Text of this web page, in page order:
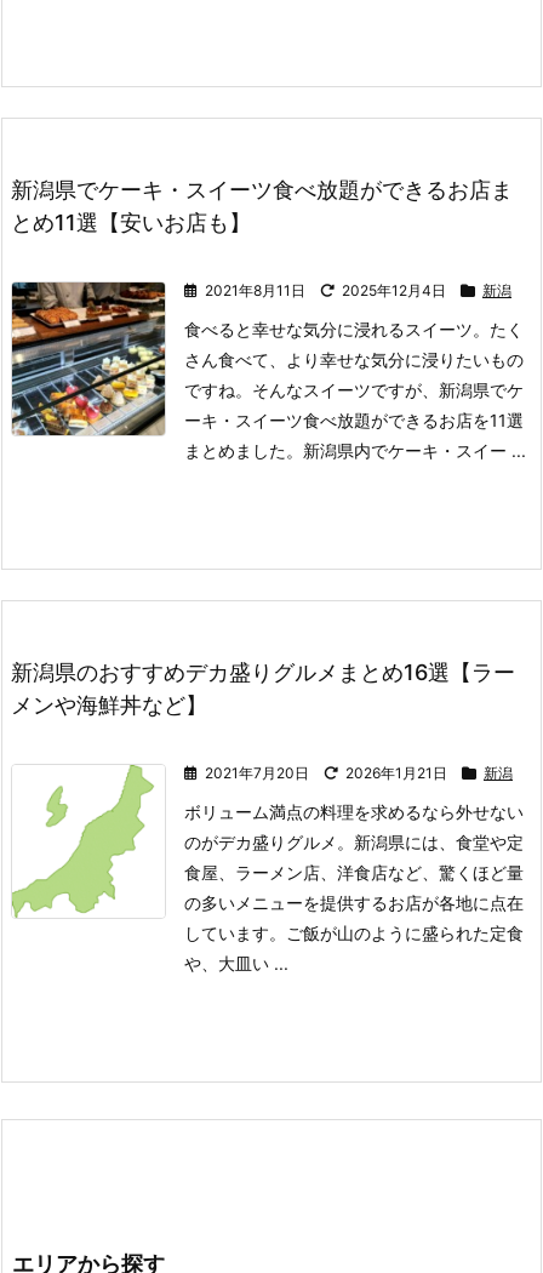
新潟県でケーキ・スイーツ食べ放題ができるお店ま
とめ11選【安いお店も】
2021年8月11日 2025年12月4日 新潟
食べると幸せな気分に浸れるスイーツ。 たく
さん食べて、より幸せな気分に浸りたいもの
ですね。 そんなスイーツですが、新潟県でケ
ーキ・スイーツ食べ放題ができるお店を11選
まとめました。 新潟県内でケーキ・スイー ...
新潟県のおすすめデカ盛りグルメまとめ16選【ラー
メンや海鮮丼など】
2021年7月20日 2026年1月21日 新潟
ボリューム満点の料理を求めるなら外せない
のがデカ盛りグルメ。 新潟県には、食堂や定
食屋、ラーメン店、洋食店など、驚くほど量
の多いメニューを提供するお店が各地に点在
しています。
ご飯が山のように盛られた定食
や、大皿い ...
エリアから探す